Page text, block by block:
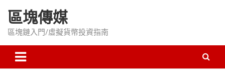
content
區塊傳媒
區塊鏈入門/虛擬貨幣投資指南